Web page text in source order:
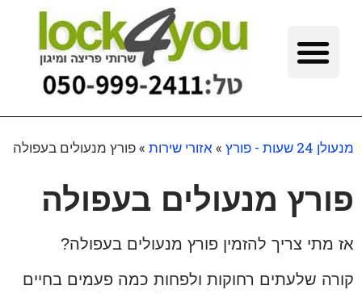
מנעולן 24 שעות - פורץ »אזורי שירות »פורץ מנעולים בעפולה
פורץ מנעולים בעפולה
אז מתי צריך להזמין פורץ מנעולים בעפולה?
קורה שלעתים רחוקות ולפחות כמה פעמים בחיים